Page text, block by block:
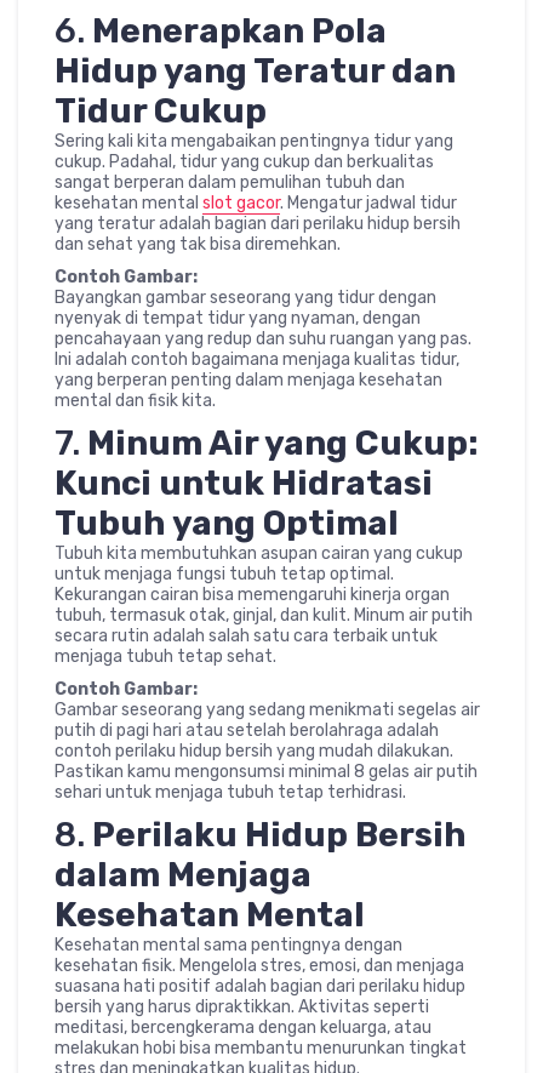
6. Menerapkan Pola
Hidup yang Teratur dan
Tidur Cukup
Sering kali kita mengabaikan pentingnya tidur yang
cukup. Padahal, tidur yang cukup dan berkualitas
sangat berperan dalam pemulihan tubuh dan
kesehatan mental slot gacor. Mengatur jadwal tidur
yang teratur adalah bagian dari perilaku hidup bersih
dan sehat yang tak bisa diremehkan.
Contoh Gambar:
Bayangkan gambar seseorang yang tidur dengan
nyenyak di tempat tidur yang nyaman, dengan
pencahayaan yang redup dan suhu ruangan yang pas.
Ini adalah contoh bagaimana menjaga kualitas tidur,
yang berperan penting dalam menjaga kesehatan
mental dan fisik kita.
7. Minum Air yang Cukup:
Kunci untuk Hidratasi
Tubuh yang Optimal
Tubuh kita membutuhkan asupan cairan yang cukup
untuk menjaga fungsi tubuh tetap optimal.
Kekurangan cairan bisa memengaruhi kinerja organ
tubuh, termasuk otak, ginjal, dan kulit. Minum air putih
secara rutin adalah salah satu cara terbaik untuk
menjaga tubuh tetap sehat.
Contoh Gambar:
Gambar seseorang yang sedang menikmati segelas air
putih di pagi hari atau setelah berolahraga adalah
contoh perilaku hidup bersih yang mudah dilakukan.
Pastikan kamu mengonsumsi minimal 8 gelas air putih
sehari untuk menjaga tubuh tetap terhidrasi.
8. Perilaku Hidup Bersih
dalam Menjaga
Kesehatan Mental
Kesehatan mental sama pentingnya dengan
kesehatan fisik. Mengelola stres, emosi, dan menjaga
suasana hati positif adalah bagian dari perilaku hidup
bersih yang harus dipraktikkan. Aktivitas seperti
meditasi, bercengkerama dengan keluarga, atau
melakukan hobi bisa membantu menurunkan tingkat
stres dan meningkatkan kualitas hidup.